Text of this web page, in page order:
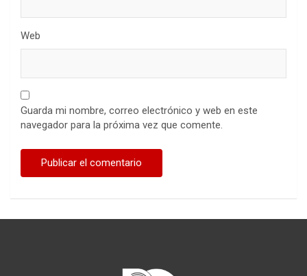
Web
Guarda mi nombre, correo electrónico y web en este
navegador para la próxima vez que comente.